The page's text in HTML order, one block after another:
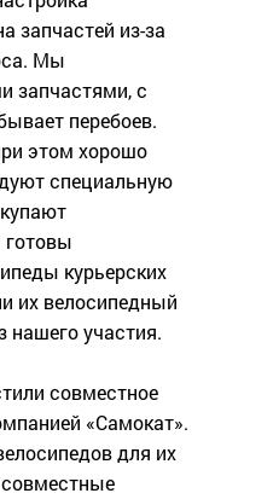
запчастей из-за
Мы
запчастями, с
перебоев.
этом хорошо
специальную
курьерских
их велосипедный
нашего участия.
совместное
«Самокат».
для их
совместные